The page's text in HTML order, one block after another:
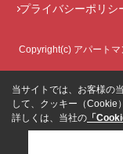
プライバシーポリシ
Copyright(c) アパート
当サイトでは、お客様の
して、クッキー（Cookie
詳しくは、当社の 「